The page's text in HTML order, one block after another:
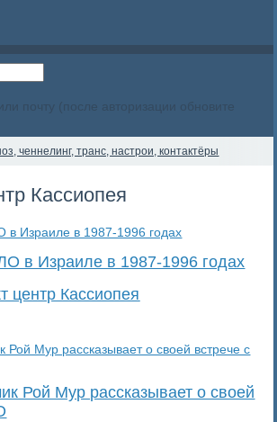
почту (после авторизации обновите
ченнелинг, транс, настрои, контактёры
Кассиопея
в Израиле в 1987-1996 годах
центр Кассиопея
Рой Мур рассказывает о своей